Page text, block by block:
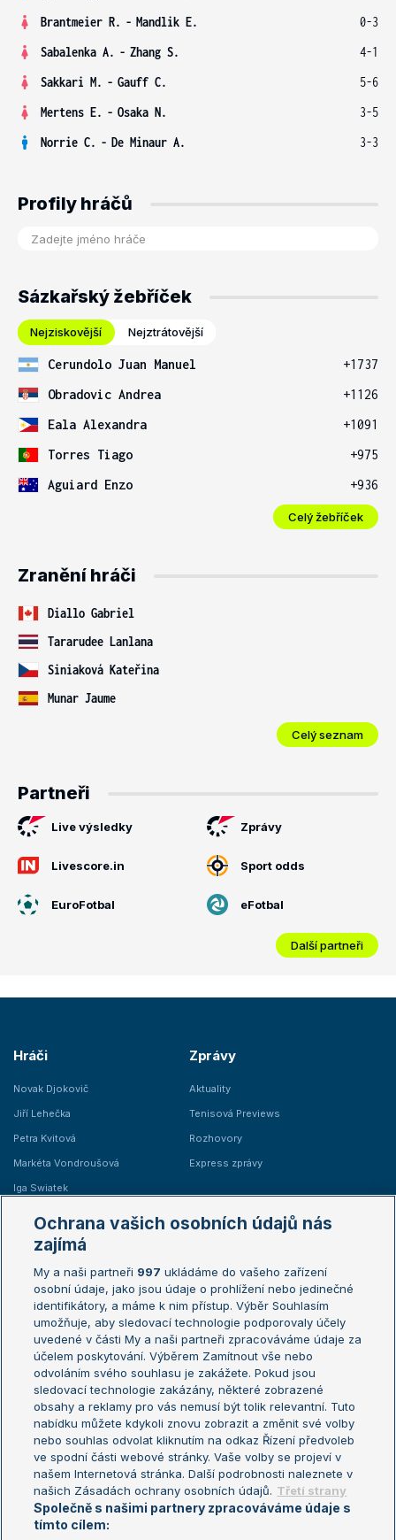
Brantmeier R. - Mandlik E.
0-3
Sabalenka A. - Zhang S.
4-1
Sakkari M. - Gauff C.
5-6
Mertens E. - Osaka N.
3-5
Norrie C. - De Minaur A. 3-3
Profily hráčů
Sázkařský žebříček
Nejziskovější Nejztrátovější
Cerundolo Juan Manuel
+1737
Obradovic Andrea
+1126
Eala Alexandra
+1091
Torres Tiago
+975
Aguiard Enzo
+936
Celý žebříček
Zranění hráči
Diallo Gabriel
Tararudee Lanlana
Siniaková Kateřina
Munar Jaume
Celý seznam
Partneři
Live výsledky Zprávy
Livescore.in Sport odds
EuroFotbal eFotbal
Další partneři
Hráči
Novak Djokovič
Jiří Lehečka
Petra Kvitová
Markéta Vondroušová
Iga Swiatek
Zprávy
Aktuality
Tenisová Previews
Rozhovory
Express zprávy
Žebříčky
Žebříček ATP (muži)
Žebříček WTA (ženy)
Sázkařský žebříček
Australian Open
French Open
Wimbledon
US Open
Turnaj mistrů
Turnaj mistryň
Aktualní trendy
Fotbalové přestupy
Livesport Daily
LS Prague Open
Ochrana vašich osobních údajů nás
zajímá
My a naši partneři 997 ukládáme do vašeho zařízení
osobní údaje, jako jsou údaje o prohlížení nebo jedinečné
identifikátory, a máme k nim přístup. Výběr Souhlasím
umožňuje, aby sledovací technologie podporovaly účely
uvedené v části My a naši partneři zpracováváme údaje za
účelem poskytování. Výběrem Zamítnout vše nebo
odvoláním svého souhlasu je zakážete. Pokud jsou
sledovací technologie zakázány, některé zobrazené
obsahy a reklamy pro vás nemusí být tolik relevantní. Tuto
nabídku můžete kdykoli znovu zobrazit a změnit své volby
nebo souhlas odvolat kliknutím na odkaz Řízení předvoleb
ve spodní části webové stránky. Vaše volby se projeví v
našem Internetová stránka. Další podrobnosti naleznete v
našich Zásadách ochrany osobních údajů. Třetí strany
Společně s našimi partnery zpracováváme údaje s
tímto cílem: